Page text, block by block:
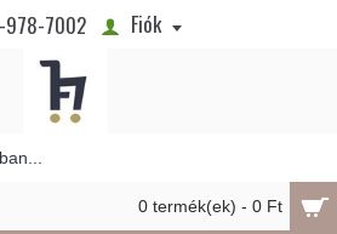
7002 Fiók
0 termék(ek) - 0 Ft